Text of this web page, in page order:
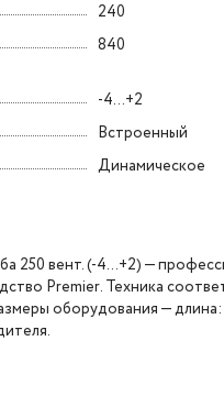
240
840
-4...+2
Встроенный
Динамическое
250 вент. (-4...+2) —
Premier. Техника
оборудования —